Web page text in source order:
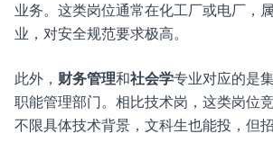
业务。这类岗位通常在化工厂或电厂，
业，对安全规范要求极高。
此外， 财务管理和社会学专业对应的是
职能管理部门。相比技术岗，这类岗位
不限具体技术背景，文科生也能投，但